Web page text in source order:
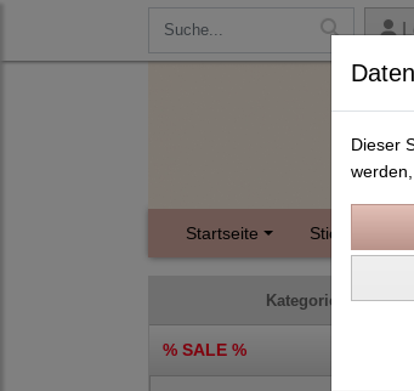
Startseite Stickdateien
Kategorien
% SALE %
Dieser